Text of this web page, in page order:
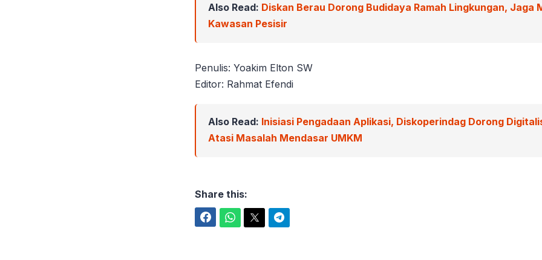
Also Read: Diskan Berau Dorong Budidaya Ramah Lingkungan, Jaga
Kawasan Pesisir
Penulis: Yoakim Elton SW
Editor: Rahmat Efendi
Also Read: Inisiasi Pengadaan Aplikasi, Diskoperindag Dorong
Atasi Masalah Mendasar UMKM
Share this: